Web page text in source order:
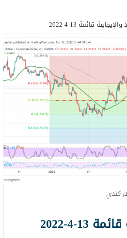
قائمة 13-4-2022
كندي
4-2022